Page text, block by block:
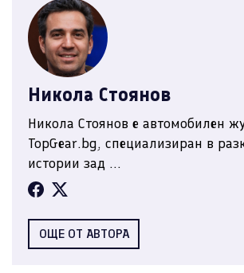
Никола Стоянов
Никола Стоянов е автомобилен
TopGear.bg, специализиран в
истории зад ...
ОЩЕ ОТ АВТОРА